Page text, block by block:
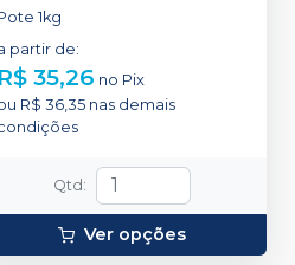
1kg
partir de:
R$ 35,26 no Pix
R$ 36,35 nas demais
Qtd :
Ver opções